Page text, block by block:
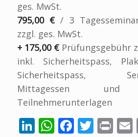
ges. MwSt.
795,00 € / 3
zzgl. ges. MwSt.
+ 175,00 € Prüfungsgebühr
inkl. Sicherheitspass,
Sicherheitspass,
Mittagessen und
Teilnehmerunterlagen
Li W F T Pr